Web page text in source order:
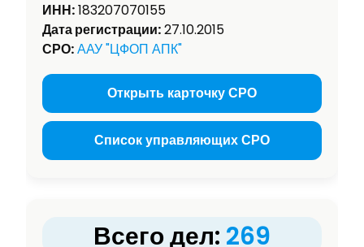
ИНН:183207070155
Дата регистрации:27.10.2015
СРО:ААУ "ЦФОП АПК"
Открыть карточку СРО
Список управляющих СРО
Всего дел: 269